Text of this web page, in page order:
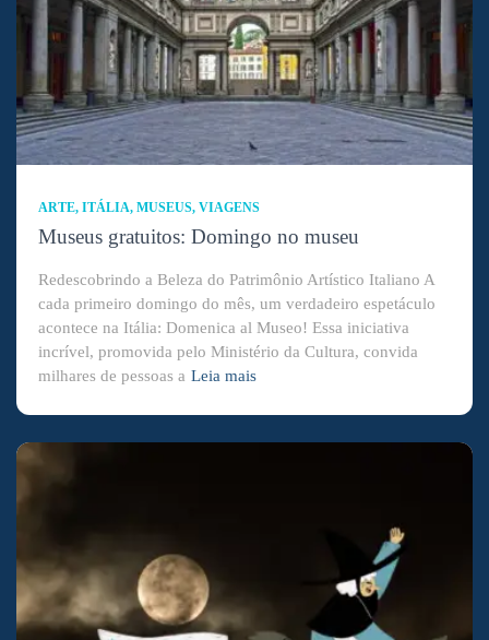
ARTE ITÁLIA MUSEUS VIAGENS
Museus gratuitos: Domingo no museu
Redescobrindo a Beleza do Patrimônio Artístico Italiano A
cada primeiro domingo do mês, um verdadeiro espetáculo
acontece na Itália: Domenica al Museo! Essa iniciativa
incrível, promovida pelo Ministério da Cultura, convida
milhares de pessoas a Leia mais